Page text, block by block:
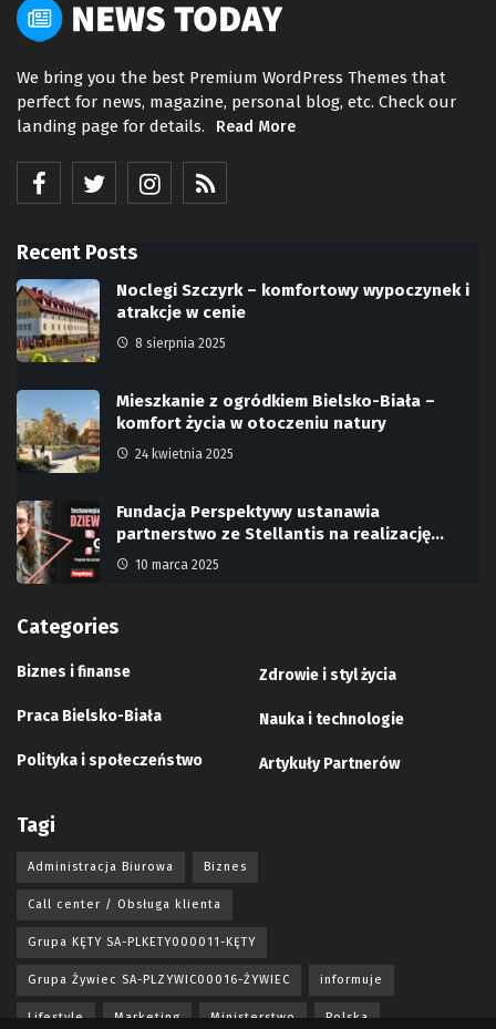
We bring you the best Premium WordPress Themes that
perfect for news, magazine, personal blog, etc. Check our
landing page for details.
Read More
Recent Posts
Noclegi Szczyrk – komfortowy wypoczynek i
atrakcje w cenie
8 sierpnia 2025
Mieszkanie z ogródkiem Bielsko-Biała –
komfort życia w otoczeniu natury
24 kwietnia 2025
Fundacja Perspektywy ustanawia
partnerstwo ze Stellantis na realizację…
10 marca 2025
Categories
Biznes i finanse
Praca Bielsko-Biała
Polityka i społeczeństwo
Zdrowie i styl życia
Nauka i technologie
Artykuły Partnerów
Tagi
Administracja Biurowa Biznes
Call center / Obsługa klienta
Grupa KĘTY SA-PLKETY000011-KĘTY
Grupa Żywiec SA-PLZYWIC00016-ŻYWIEC informuje
Lifestyle Marketing Ministerstwo Polska